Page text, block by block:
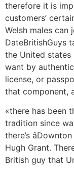
therefore it is
customers’
Welsh males can
DateBritishGuys
the United states
want by
license, or
that component,
«there has been
tradition since
there’s
Hugh Grant.
British guy that